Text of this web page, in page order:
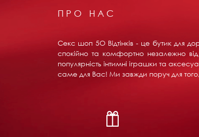
ПРО НАС
Секс шоп 5О Відтінків - це бутик для
спокійно та комфортно незалежно від
популярність інтимні іграшки та
саме для Вас! Ми завжди поруч для